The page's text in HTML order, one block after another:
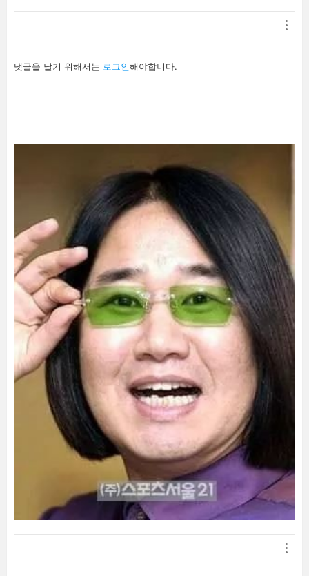
답
글
댓글을 달기 위해서는 로그인해야합니다.